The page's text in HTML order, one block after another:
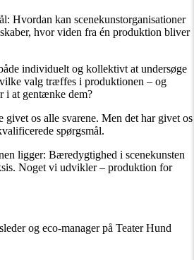
Hvordan kan scenekunstorganisationer
hvor viden fra én produktion bliver
individuelt og kollektivt at undersøge
valg træffes i produktionen – og
i at gentænke dem?
os alle svarene. Men det har givet os
spørgsmål.
ligger: Bæredygtighed i scenekunsten
Noget vi udvikler – produktion for
og eco-manager på Teater Hund